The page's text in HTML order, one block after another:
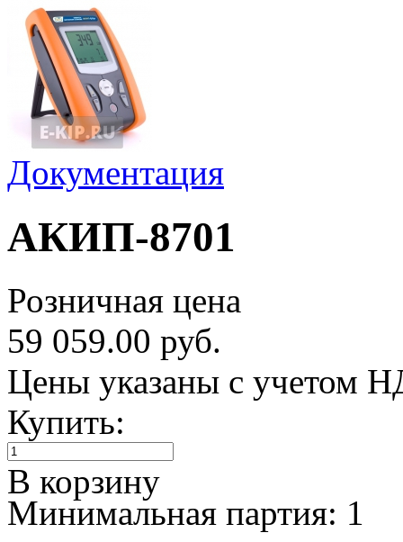
Документация
АКИП-8701
Розничная цена
59 059.00 руб.
Цены указаны с учетом
Купить:
В корзину
Минимальная партия: 1